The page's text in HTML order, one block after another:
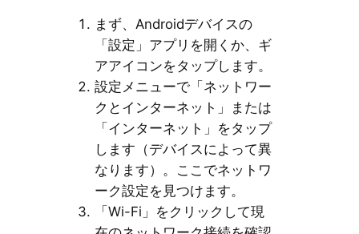
まず、Androidデバイスの
「設定」アプリを開くか、ギ
アアイコンをタップします。
設定メニューで「ネットワー
クとインターネット」または
「インターネット」をタップ
します（デバイスによって異
なります）。ここでネットワ
ーク設定を見つけます。
「Wi-Fi」をクリックして現